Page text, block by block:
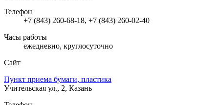
Телефон
+7 (843) 260-68-18, +7 (843) 260-02-40
Часы работы
ежедневно, круглосуточно
Сайт
Пункт приема бумаги, пластика
Учительская ул., 2, Казань